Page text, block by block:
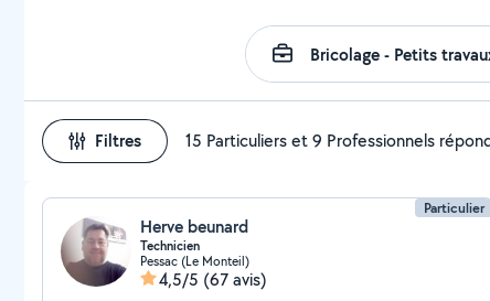
Filtres 15 Particuliers et 9 Professionnels
Particulier
Herve beunard
Technicien
Pessac (Le Monteil)
4,5/5 (67 avis)